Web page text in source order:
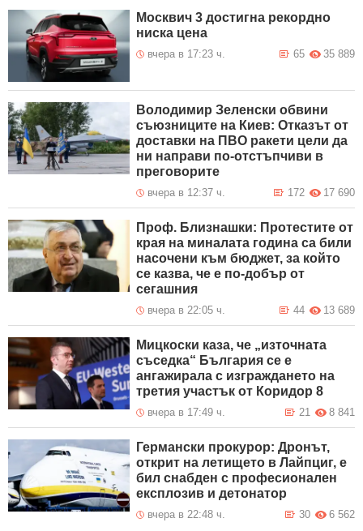
Москвич 3 достигна рекордно
ниска цена
вчера в 17:23 ч. 35 889
65
Володимир Зеленски обвини
съюзниците на Киев: Отказът от
доставки на ПВО ракети цели да
ни направи по-отстъпчиви в
преговорите
вчера в 12:37 ч. 17 690
172
Проф. Близнашки: Протестите от
края на миналата година са били
насочени към бюджет, за който
се казва, че е по-добър от
сегашния
вчера в 22:05 ч. 13 689
44
Мицкоски каза, че „източната
съседка“ България се е
ангажирала с изграждането на
третия участък от Коридор 8
вчера в 17:49 ч. 8 841
21
Германски прокурор: Дронът,
открит на летището в Лайпциг, е
бил снабден с професионален
експлозив и детонатор
вчера в 22:48 ч. 6 562
30